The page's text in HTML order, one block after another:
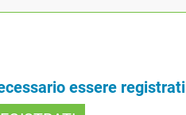
essere registrati